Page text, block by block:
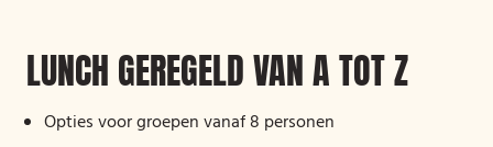
LUNCH GEREGELD VAN A TOT Z
Opties voor groepen vanaf 8 personen